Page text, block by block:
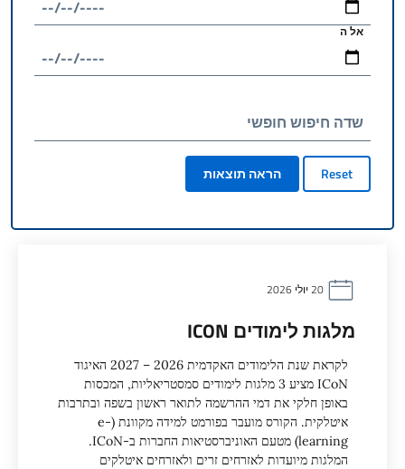
אל ה
שדה חיפוש חופשי
Reset הראה תוצאות
מלגות לימודים ICON
לקראת שנת הלימודים האקדמית 2026 – 2027 האיגוד
ICoN מציע 3 מלגות לימודים סמסטריאליות, המכסות
באופן חלקי את דמי ההרשמה לתואר ראשון בשפה ובתרבות
איטלקית. הקורס מועבר בפורמט למידה מקוונת (e-
learning) מטעם האוניברסטיאות החברות ב-ICoN.
המלגות מיועדות לאזרחים זרים ולאזרחים איטלקים